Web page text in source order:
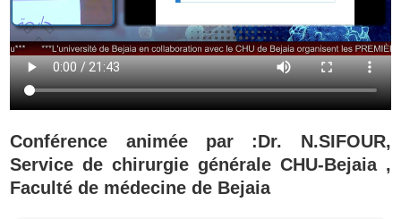
Conférence animée par :Dr. N.SIFOUR,
Service de chirurgie générale CHU-Bejaia ,
Faculté de médecine de Bejaia